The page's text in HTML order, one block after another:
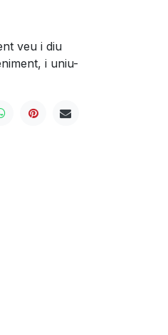
veu i diu
i uniu-